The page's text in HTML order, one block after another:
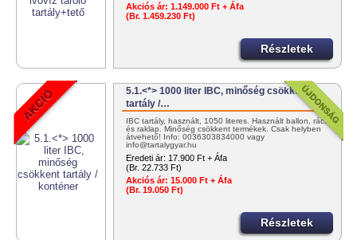
Akciós ár: 1.149.000 Ft + Áfa
(Br. 1.459.230 Ft)
Részletek
5.1.<*> 1000 liter IBC, minőség csökkent
tartály /…
IBC tartály, használt, 1050 literes. Használt ballon, rács
és raklap. Minőség csökkent termékek. Csak helyben
átvehető! Info: 0036303834000 vagy
info@tartalygyar.hu
Eredeti ár: 17.900 Ft + Áfa
(Br. 22.733 Ft)
Akciós ár: 15.000 Ft + Áfa
(Br. 19.050 Ft)
Részletek